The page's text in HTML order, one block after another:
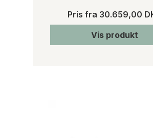
Pris fra 30.659,00
Vis produkt